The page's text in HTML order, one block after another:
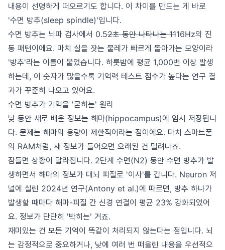
내용이 선명하게 떠오르기도 합니다. 이 차이를 만드는 게 바로
'수면 방추(sleep spindle)'입니다.
수면 방추는 뇌파 검사에서 0.52초 동안 나타나는 1116Hz의 진
동 패턴이에요. 마치 실을 잣는 물레가 빠르게 돌아가는 모양이라
'방추'라는 이름이 붙었습니다. 하룻밤에 평균 1,000번 이상 발생
하는데, 이 숫자가 많을수록 기억력 테스트 점수가 높다는 연구 결
과가 꾸준히 나오고 있어요.
수면 방추가 기억을 '굳히는' 원리
낮 동안 새로 배운 정보는 해마(hippocampus)에 임시 저장됩니
다. 문제는 해마의 용량이 제한적이라는 점이에요. 마치 스마트폰
의 RAM처럼, 새 정보가 들어오면 오래된 건 밀려나죠.
잠들면 상황이 달라집니다. 2단계 수면(N2) 동안 수면 방추가 발
생하면서 해마의 정보가 대뇌 피질로 '이사'를 갑니다. Neuron 저
널에 실린 2024년 연구(Antony et al.)에 따르면, 방추 하나가
발생할 때마다 해마-피질 간 신경 연결이 평균 23% 강화되었어
요. 정보가 단단히 '박히는' 거죠.
재미있는 건 모든 기억이 똑같이 처리되지 않는다는 점입니다. 뇌
는 감정적으로 중요하거나, 낮에 여러 번 떠올린 내용을 우선적으